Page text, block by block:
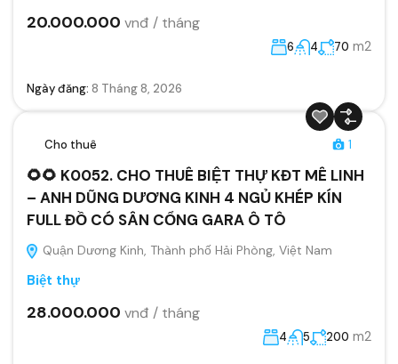
20.000.000 vnđ / tháng
6 4 70 m2
Ngày đăng: 8 Tháng 8, 2026
Cho thuê 1
🌻🌻 K0052. CHO THUÊ BIỆT THỰ KĐT MÊ LINH
– ANH DŨNG DƯƠNG KINH 4 NGỦ KHÉP KÍN
FULL ĐỒ CÓ SÂN CỔNG GARA Ô TÔ
Quận Dương Kinh, Thành phố Hải Phòng, Việt Nam
Biệt thự
28.000.000 vnđ / tháng
4 5 200 m2